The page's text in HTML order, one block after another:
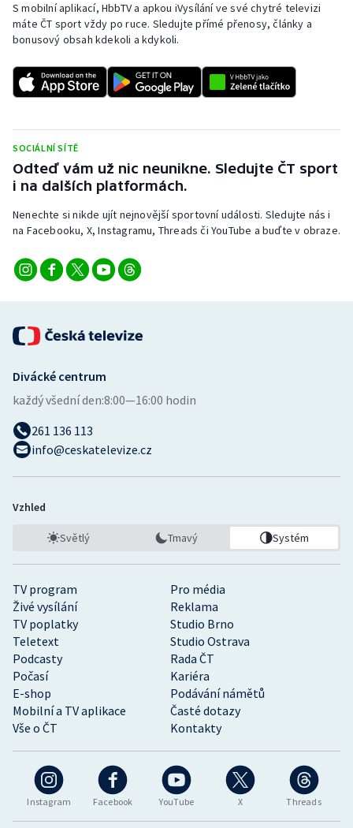
Rychlostní kanoistika
Sportovní střelba
Stolní tenis
Triatlon
Veslování
Volejbal
S mobilní aplikací, HbbTV a apkou iVysílání ve své chytré televizi
máte ČT sport vždy po ruce. Sledujte přímé přenosy, články a
bonusový obsah kdekoli a kdykoli.
SOCIÁLNÍ SÍTĚ
Odteď vám už nic neunikne. Sledujte ČT sport
i na dalších platformách.
Nenechte si nikde ujít nejnovější sportovní události. Sledujte nás i
na Facebooku, X, Instagramu, Threads či YouTube a buďte v obraze.
Instagram Facebook YouTube X Threads
TV program
Pro média
Živé vysílání
Reklama
TV poplatky
Studio Brno
Teletext
Studio Ostrava
Podcasty
Rada ČT
Počasí
Kariéra
E-shop
Podávání námětů
Mobilní a TV aplikace
Časté dotazy
Vše o ČT
Kontakty
Divácké centrum
každý všední den:8:00—16:00 hodin
261 136 113
info@ceskatelevize.cz
Vzhled
Světlý Tmavý Systém